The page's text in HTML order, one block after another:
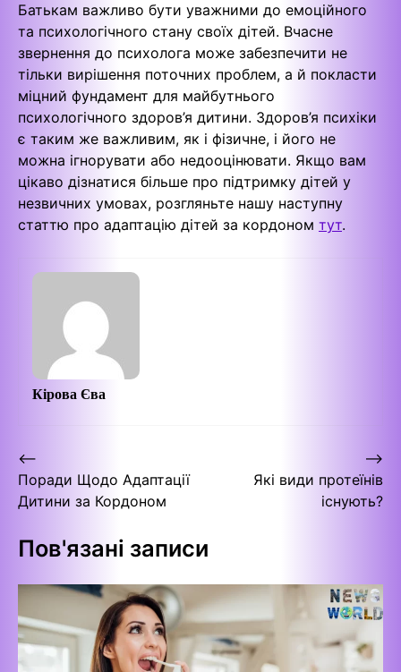
Батькам важливо бути уважними до емоційного
та психологічного стану своїх дітей. Вчасне
звернення до психолога може забезпечити не
тільки вирішення поточних проблем, а й покласти
міцний фундамент для майбутнього
психологічного здоров’я дитини. Здоров’я психіки
є таким же важливим, як і фізичне, і його не
можна ігнорувати або недооцінювати. Якщо вам
цікаво дізнатися більше про підтримку дітей у
незвичних умовах, розгляньте нашу наступну
статтю про адаптацію дітей за кордоном тут.
Кірова Єва
Навігація
записів
⟵
Поради Щодо Адаптації
Дитини за Кордоном
Які види протеїнів
існують?
⟶
Пов'язані записи